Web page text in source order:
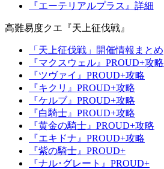
『エーテリアルプラス』詳細
高難易度クエ『天上征伐戦』
「天上征伐戦」開催情報まとめ
『マクスウェル』PROUD+攻略
『ツヴァイ』PROUD+攻略
『キクリ』PROUD+攻略
『ケルブ』PROUD+攻略
『白騎士』PROUD+攻略
『黄金の騎士』PROUD+攻略
『エキドナ』PROUD+攻略
『紫の騎士』PROUD+
『ナル･グレート』PROUD+